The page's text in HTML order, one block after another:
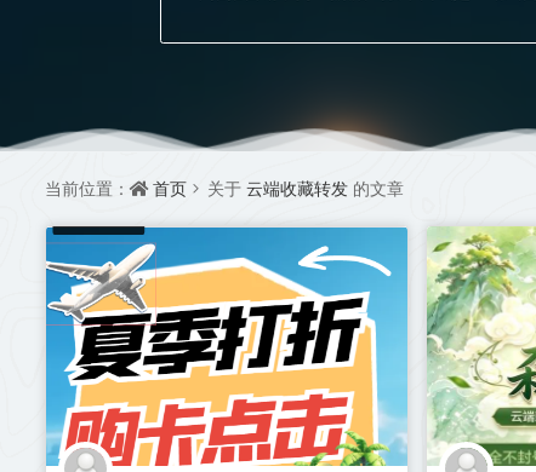
当前位置： 首页 关于 云端收藏转发 的文章